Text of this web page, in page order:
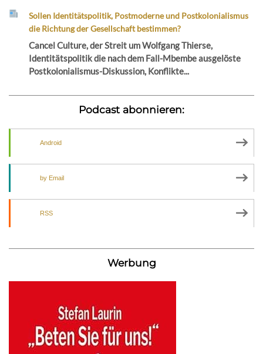
Sollen Identitätspolitik, Postmoderne und Postkolonialismus
die Richtung der Gesellschaft bestimmen?
Cancel Culture, der Streit um Wolfgang Thierse,
Identitätspolitik die nach dem Fall-Mbembe ausgelöste
Postkolonialismus-Diskussion, Konflikte...
Podcast abonnieren:
Android
by Email
RSS
Werbung